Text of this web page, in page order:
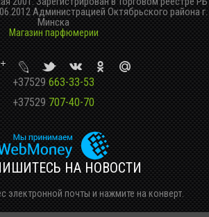
Администрацией Октябрьского района г.
Минска
Магазин парфюмерии
+37529 663-33-53
+37529 707-40-70
НА НОВОСТИ
электронной почты и нажмите на конверт.